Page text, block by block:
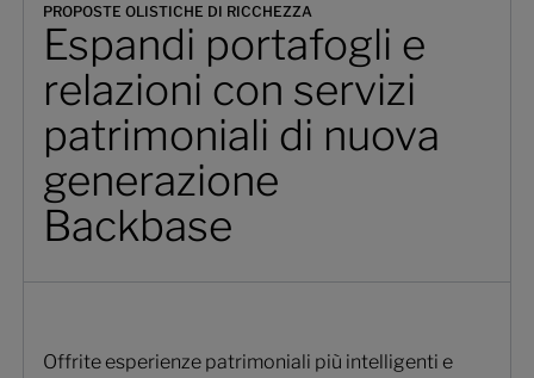
PROPOSTE OLISTICHE DI RICCHEZZA
Espandi portafogli e
relazioni con servizi
patrimoniali di nuova
generazione
Backbase
Offrite esperienze patrimoniali più intelligenti e